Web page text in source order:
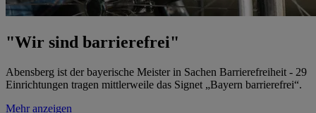
"Wir sind barrierefrei"
Abensberg ist der bayerische Meister in Sachen Barrierefreiheit - 29
Einrichtungen tragen mittlerweile das Signet „Bayern barrierefrei“.
Mehr anzeigen